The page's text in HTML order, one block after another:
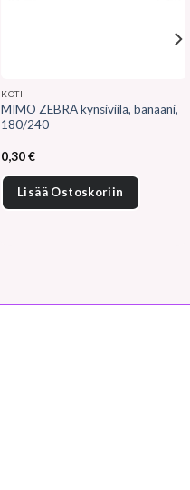
KOTI
MIMO ZEBRA kynsiviila, banaani,
180/240
0,30€
Lisää Ostoskoriin